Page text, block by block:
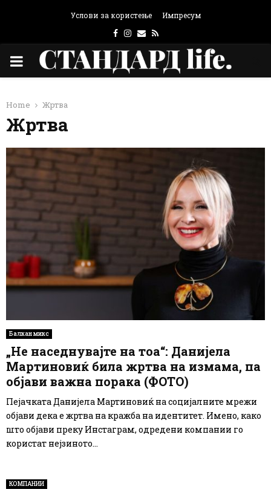
Услови за користење Импресум
Facebook
Instagram
Email
Rss
PRIMARY
Home Жртва
Жртва
Балкан микс
„Не наседнувајте на тоа“: Данијела
Мартиновиќ била жртва на измама, па
објави важна порака (ФОТО)
Пејачката Данијела Мартиновиќ на социјалните мрежи
објави дека е жртва на кражба на идентитет. Имено, како
што објави преку Инстаграм, одредени компании го
користат нејзиното...
КОМПАНИИ